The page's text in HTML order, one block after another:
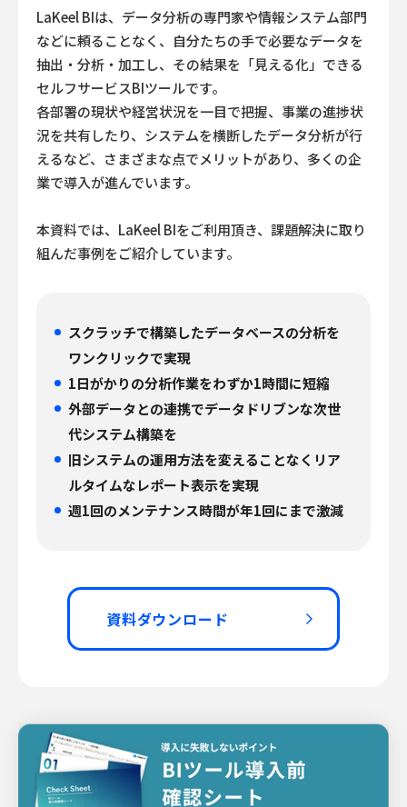
LaKeel BIは、データ分析の専門家や情報システム部門
などに頼ることなく、 自分たちの手で必要なデータを
抽出・分析・加工し、その結果を「見える化」できる
セルフサービスBIツールです。
各部署の現状や経営状況を一目で把握、事業の進捗状
況を共有したり、システムを横断したデータ分析が行
えるなど、 さまざまな点でメリットがあり、多くの企
業で導入が進んでいます。
本資料では、LaKeel BIをご利用頂き、課題解決に取り
組んだ事例をご紹介しています。
スクラッチで構築したデータベースの分析を
ワンクリックで実現
1日がかりの分析作業をわずか1時間に短縮
外部データとの連携でデータドリブンな次世
代システム構築を
旧システムの運用方法を変えることなくリア
ルタイムなレポート表示を実現
週1回のメンテナンス時間が年1回にまで激減
資料ダウンロード